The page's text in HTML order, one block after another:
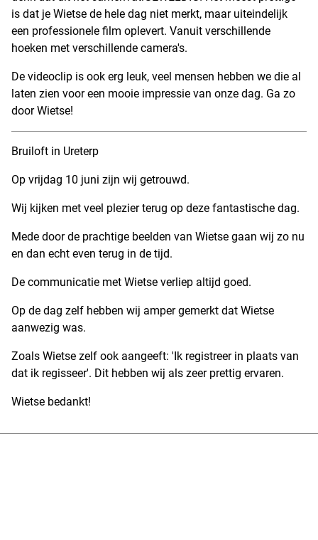
is dat je Wietse de hele dag niet merkt, maar uiteindelijk
een professionele film oplevert. Vanuit verschillende
hoeken met verschillende camera's.
De videoclip is ook erg leuk, veel mensen hebben we die al
laten zien voor een mooie impressie van onze dag. Ga zo
door Wietse!
Bruiloft in Ureterp
Op vrijdag 10 juni zijn wij getrouwd.
Wij kijken met veel plezier terug op deze fantastische dag.
Mede door de prachtige beelden van Wietse gaan wij zo nu
en dan echt even terug in de tijd.
De communicatie met Wietse verliep altijd goed.
Op de dag zelf hebben wij amper gemerkt dat Wietse
aanwezig was.
Zoals Wietse zelf ook aangeeft: 'Ik registreer in plaats van
dat ik regisseer'. Dit hebben wij als zeer prettig ervaren.
Wietse bedankt!